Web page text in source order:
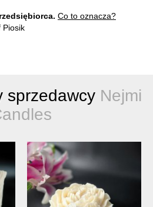
Co to oznacza?
Piosik
sprzedawcy Nejmi